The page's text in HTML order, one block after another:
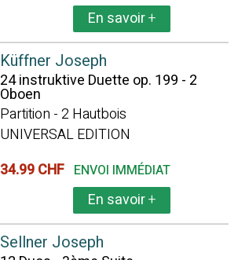
En savoir+
Küffner Joseph
24 instruktive Duette op. 199 - 2
Oboen
Partition - 2 Hautbois
UNIVERSAL EDITION
34.99 CHF ENVOI IMMÉDIAT
En savoir+
Sellner Joseph